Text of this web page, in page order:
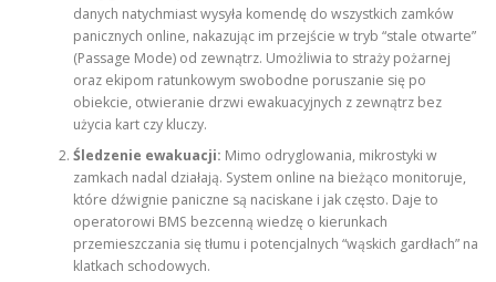
danych natychmiast wysyła komendę do wszystkich zamków
panicznych online, nakazując im przejście w tryb “stale otwarte”
(Passage Mode) od zewnątrz. Umożliwia to straży pożarnej
oraz ekipom ratunkowym swobodne poruszanie się po
obiekcie, otwieranie drzwi ewakuacyjnych z zewnątrz bez
użycia kart czy kluczy.
Śledzenie ewakuacji: Mimo odryglowania, mikrostyki w
zamkach nadal działają. System online na bieżąco monitoruje,
które dźwignie paniczne są naciskane i jak często. Daje to
operatorowi BMS bezcenną wiedzę o kierunkach
przemieszczania się tłumu i potencjalnych “wąskich gardłach” na
klatkach schodowych.